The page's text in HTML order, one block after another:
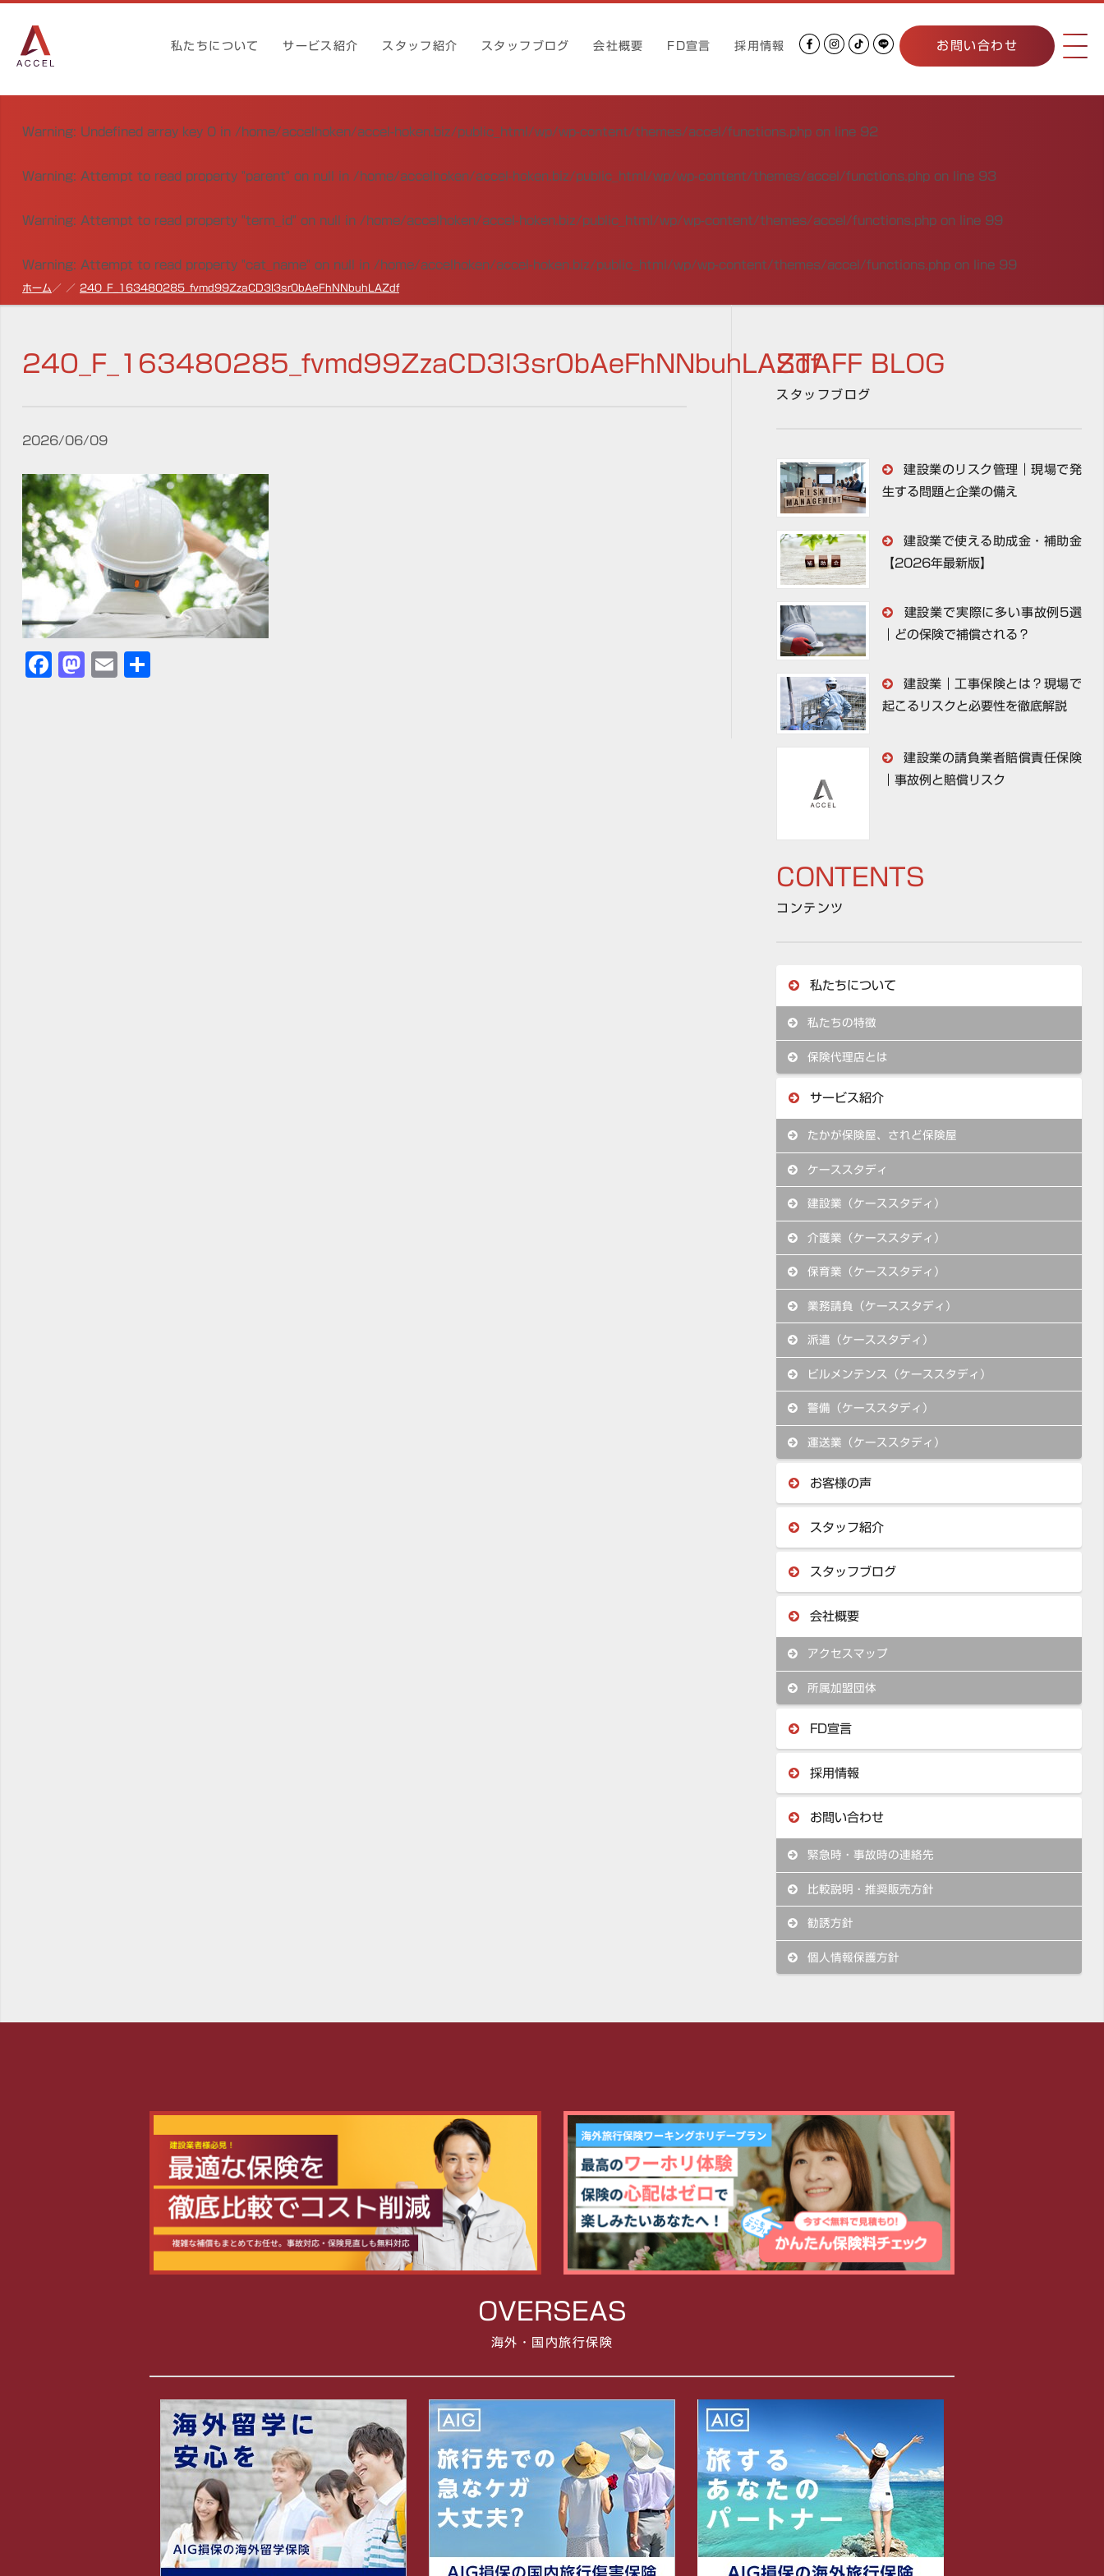
お問い合わせ
私たちについて サービス紹介 スタッフ紹介 スタッフブログ 会社概要 FD宣言 採用情報
Warning: Undefined array key 0 in /home/accelhoken/accel-hoken.biz/public_html/wp/wp-content/themes/accel/functions.php on line 92
Warning: Attempt to read property "parent" on null in /home/accelhoken/accel-hoken.biz/public_html/wp/wp-content/themes/accel/functions.php on line 93
Warning: Attempt to read property "term_id" on null in /home/accelhoken/accel-hoken.biz/public_html/wp/wp-content/themes/accel/functions.php on line 99
Warning: Attempt to read property "cat_name" on null in /home/accelhoken/accel-hoken.biz/public_html/wp/wp-content/themes/accel/functions.php on line 99
ホーム 240_F_163480285_fvmd99ZzaCD3I3sr0bAeFhNNbuhLAZdf
240_F_163480285_fvmd99ZzaCD3I3sr0bAeFhNNbuhLAZdf
2026/06/09
Facebook
Mastodon
Email
STAFF BLOG
スタッフブログ
建設業のリスク管理｜現場で発
生する問題と企業の備え
建設業で使える助成金・補助金
【2026年最新版】
建設業で実際に多い事故例5選
｜どの保険で補償される？
建設業｜工事保険とは？現場で
起こるリスクと必要性を徹底解説
建設業の請負業者賠償責任保険
｜事故例と賠償リスク
CONTENTS
コンテンツ
私たちについて
私たちの特徴
保険代理店とは
サービス紹介
たかが保険屋、されど保険屋
ケーススタディ
建設業（ケーススタディ）
介護業（ケーススタディ）
保育業（ケーススタディ）
業務請負（ケーススタディ）
派遣（ケーススタディ）
ビルメンテンス（ケーススタディ）
警備（ケーススタディ）
運送業（ケーススタディ）
お客様の声
スタッフ紹介
スタッフブログ
会社概要
アクセスマップ
所属加盟団体
FD宣言
採用情報
お問い合わせ
緊急時・事故時の連絡先
比較説明・推奨販売方針
勧誘方針
個人情報保護方針
OVERSEAS
海外・国内旅行保険